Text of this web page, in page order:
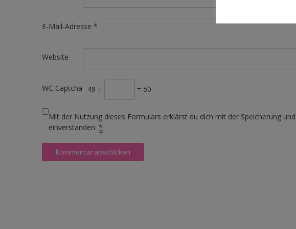
E-Mail-Adresse *
Website
WC Captcha 49 + = 50
Mit der Nutzung dieses Formulars erklärst du dich mit der Speicherung
einverstanden. *